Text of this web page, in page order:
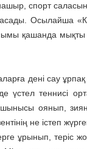
спорт
Осылайша
қашанда
дені сау ұрпақ
үстел теннисі
оянып,
не істеп
ұрынып, теріс